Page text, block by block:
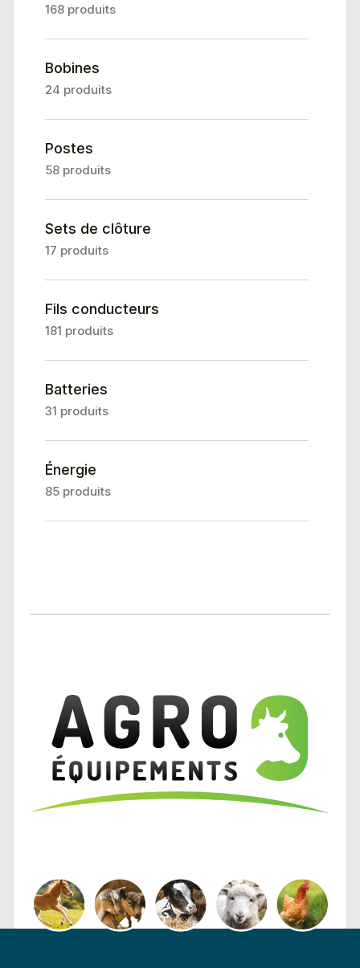
168 produits
Bobines
24 produits
Postes
58 produits
Sets de clôture
17 produits
Fils conducteurs
181 produits
Batteries
31 produits
Énergie
85 produits